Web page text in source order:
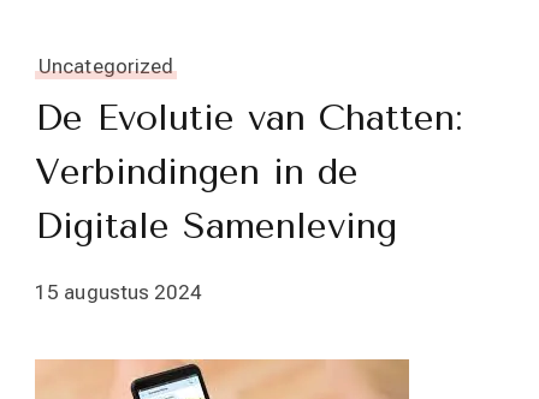
Uncategorized
De Evolutie van Chatten:
Verbindingen in de
Digitale Samenleving
15 augustus 2024